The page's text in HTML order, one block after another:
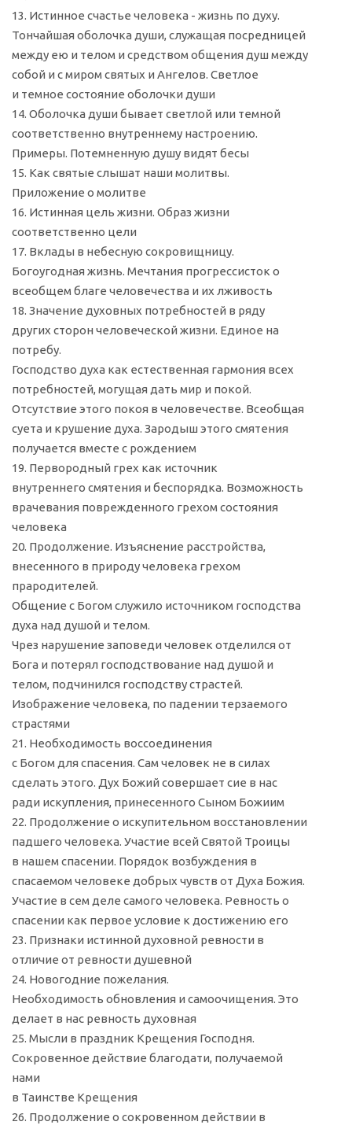
13. Истинное счастье человека - жизнь по духу.
Тончайшая оболочка души, служащая посредницей
между ею и телом и средством общения душ между
собой и с миром святых и Ангелов. Светлое
и темное состояние оболочки души
14. Оболочка души бывает светлой или темной
соответственно внутреннему настроению.
Примеры. Потемненную душу видят бесы
15. Как святые слышат наши молитвы.
Приложение о молитве
16. Истинная цель жизни. Образ жизни
соответственно цели
17. Вклады в небесную сокровищницу.
Богоугодная жизнь. Мечтания прогрессисток о
всеобщем благе человечества и их лживость
18. Значение духовных потребностей в ряду
других сторон человеческой жизни. Единое на
потребу.
Господство духа как естественная гармония всех
потребностей, могущая дать мир и покой.
Отсутствие этого покоя в человечестве. Всеобщая
суета и крушение духа. Зародыш этого смятения
получается вместе с рождением
19. Первородный грех как источник
внутреннего смятения и беспорядка. Возможность
врачевания поврежденного грехом состояния
человека
20. Продолжение. Изъяснение расстройства,
внесенного в природу человека грехом
прародителей.
Общение с Богом служило источником господства
духа над душой и телом.
Чрез нарушение заповеди человек отделился от
Бога и потерял господствование над душой и
телом, подчинился господству страстей.
Изображение человека, по падении терзаемого
страстями
21. Необходимость воссоединения
с Богом для спасения. Сам человек не в силах
сделать этого. Дух Божий совершает сие в нас
ради искупления, принесенного Сыном Божиим
22. Продолжение о искупительном восстановлении
падшего человека. Участие всей Святой Троицы
в нашем спасении. Порядок возбуждения в
спасаемом человеке добрых чувств от Духа Божия.
Участие в сем деле самого человека. Ревность о
спасении как первое условие к достижению его
23. Признаки истинной духовной ревности в
отличие от ревности душевной
24. Новогодние пожелания.
Необходимость обновления и самоочищения. Это
делает в нас ревность духовная
25. Мысли в праздник Крещения Господня.
Сокровенное действие благодати, получаемой
нами
в Таинстве Крещения
26. Продолжение о сокровенном действии в